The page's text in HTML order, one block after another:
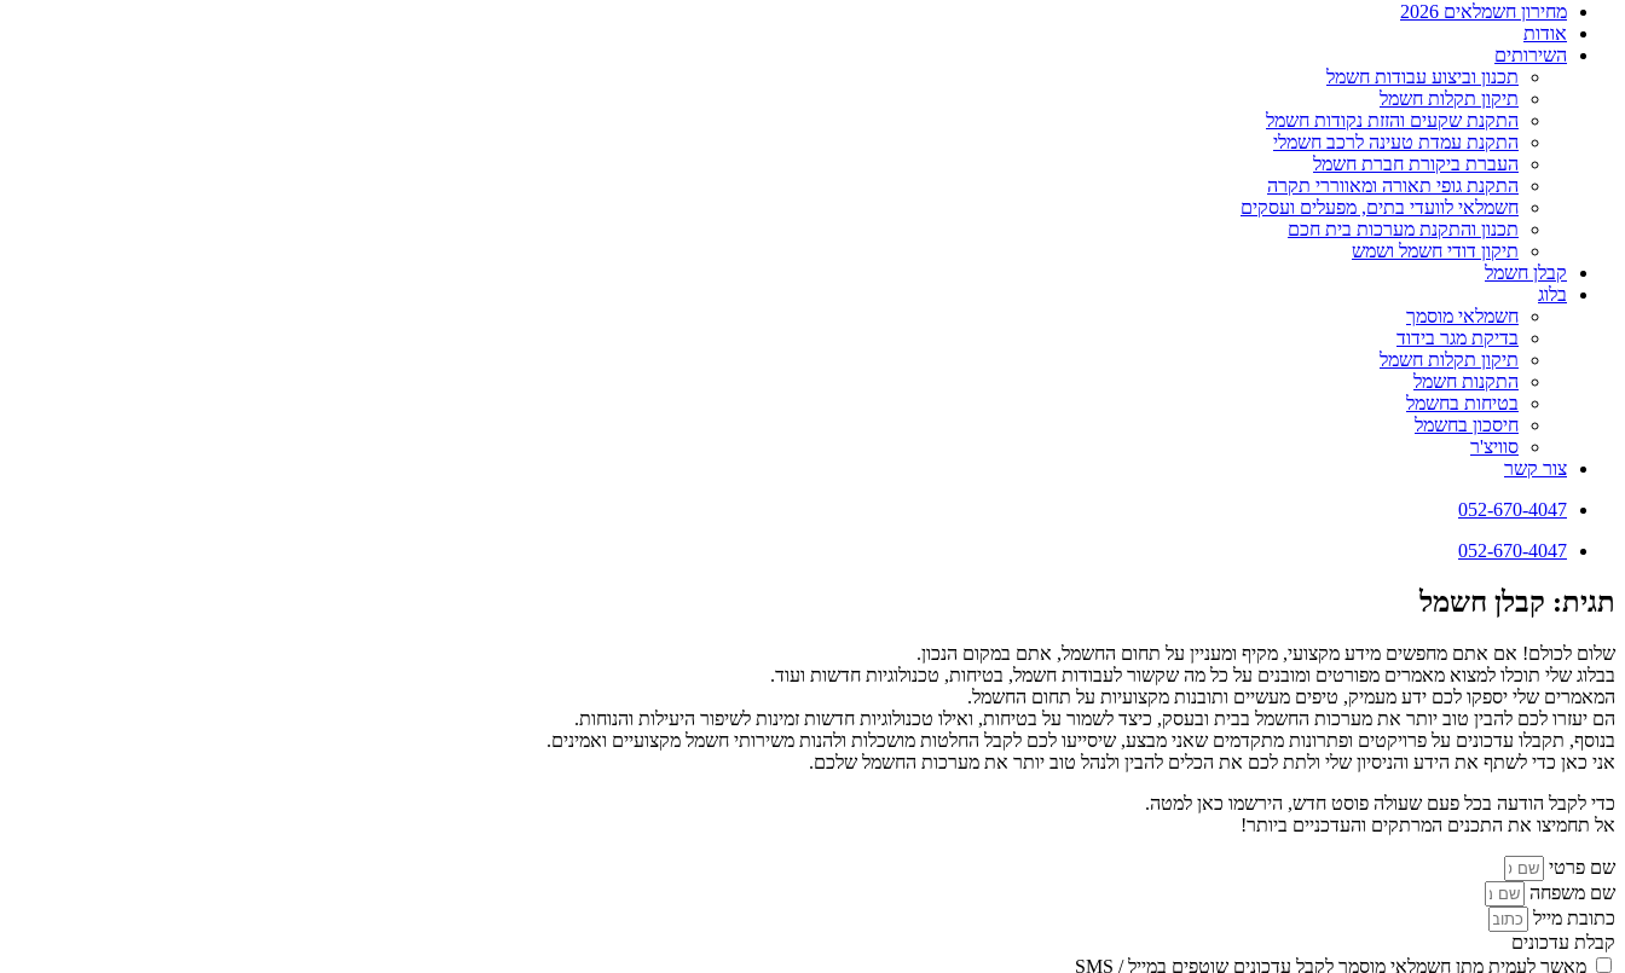
מחירון חשמלאים 2026
אודות
השירותים
תכנון וביצוע עבודות חשמל
תיקון תקלות חשמל
התקנת שקעים והזזת נקודות חשמל
התקנת עמדת טעינה לרכב חשמלי
העברת ביקורת חברת חשמל
התקנת גופי תאורה ומאווררי תקרה
חשמלאי לוועדי בתים, מפעלים ועסקים
תכנון והתקנת מערכות בית חכם
תיקון דודי חשמל ושמש
קבלן חשמל
בלוג
חשמלאי מוסמך
בדיקת מגר בידוד
תיקון תקלות חשמל
התקנות חשמל
בטיחות בחשמל
חיסכון בחשמל
סוויצ'ר
צור קשר
052-670-4047
052-670-4047
תגית: קבלן חשמל
שלום לכולם! אם אתם מחפשים מידע מקצועי, מקיף ומעניין על תחום החשמל, אתם במקום הנכון.
בבלוג שלי תוכלו למצוא מאמרים מפורטים ומובנים על כל מה שקשור לעבודות חשמל, בטיחות, טכנולוגיות חדשות ועוד.
המאמרים שלי יספקו לכם ידע מעמיק, טיפים מעשיים ותובנות מקצועיות על תחום החשמל.
הם יעזרו לכם להבין טוב יותר את מערכות החשמל בבית ובעסק, כיצד לשמור על בטיחות, ואילו טכנולוגיות חדשות זמינות לשיפור היעילות והנוחות.
בנוסף, תקבלו עדכונים על פרויקטים ופתרונות מתקדמים שאני מבצע, שיסייעו לכם לקבל החלטות מושכלות ולהנות משירותי חשמל מקצועיים ואמינים.
אני כאן כדי לשתף את הידע והניסיון שלי ולתת לכם את הכלים להבין ולנהל טוב יותר את מערכות החשמל שלכם.
כדי לקבל הודעה בכל פעם שעולה פוסט חדש, הירשמו כאן למטה.
אל תחמיצו את התכנים המרתקים והעדכניים ביותר!
שם פרטי
שם משפחה
כתובת מייל
קבלת עדכונים
מאשר לעמית מתן חשמלאי מוסמך לקבל עדכונים שוטפים במייל / SMS